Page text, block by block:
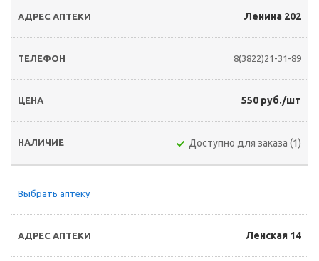
Ленина 202
8(3822)21-31-89
550 руб./шт
Доступно для заказа (1)
Выбрать аптеку
Ленская 14